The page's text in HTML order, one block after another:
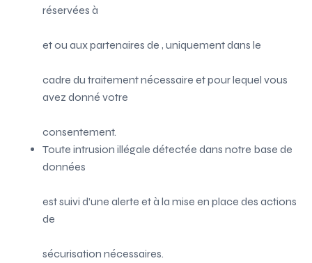
réservées à
et ou aux partenaires de, uniquement dans le
cadre du traitement nécessaire et pour lequel vous
avez donné votre
consentement.
Toute intrusion illégale détectée dans notre base de
données
est suivi d’une alerte et à la mise en place des actions
de
sécurisation nécessaires.